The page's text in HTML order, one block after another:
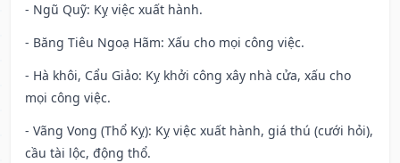
- Ngũ Quỹ: Kỵ việc xuất hành.
- Băng Tiêu Ngoạ Hãm: Xấu cho mọi công việc.
- Hà khôi, Cẩu Giảo: Kỵ khởi công xây nhà cửa, xấu cho
mọi công việc.
- Vãng Vong (Thổ Kỵ): Kỵ việc xuất hành, giá thú (cưới hỏi),
cầu tài lộc, động thổ.